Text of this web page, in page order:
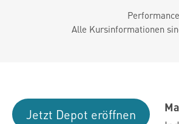
Alle Kursinformationen
Jetzt Depot eröffnen